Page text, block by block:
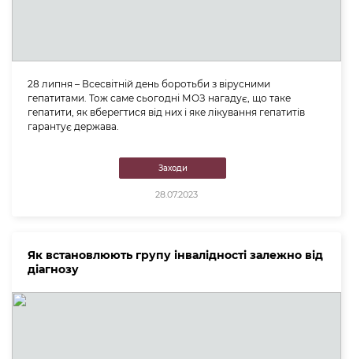
28 липня – Всесвітній день боротьби з вірусними
гепатитами. Тож саме сьогодні МОЗ нагадує, що таке
гепатити, як вберегтися від них і яке лікування гепатитів
гарантує держава.
Заходи
28.07.2023
Як встановлюють групу інвалідності залежно від
діагнозу